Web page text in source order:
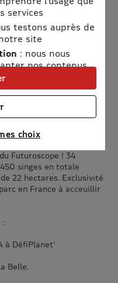
Futuroscope ! 34
singes en totale
22 hectares. Exclusivité
en France à acceuillir
:
à DéfiPlanet’
Belle.
services
testons auprès de
site
: nous nous
nos contenus
avec nos
afficher des
et la liste de nos
choix